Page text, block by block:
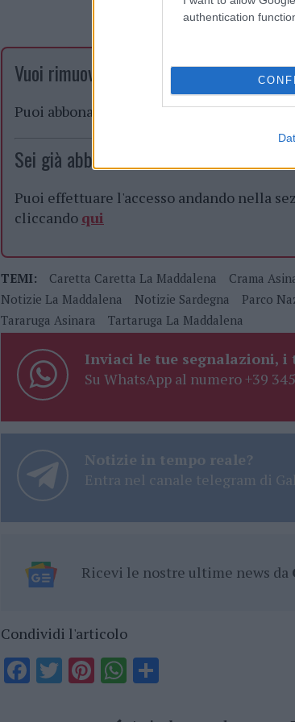
authentication
Vuoi rimuovere le pubblicità nazionali?
Puoi abbonarti a soli € 1,10 al mese
Sei già abbonato?
Puoi effettuare l'accesso andando nella
cliccando qui
TEMI: Caretta Caretta La Maddalena Crama
Notizie La Maddalena
Notizie Sardegna
Parco
Tararuga Asinara
Tartaruga La Maddalena
Inviaci le tue segnalazioni, i
Su WhatsApp al numero +39
Notizie in tempo reale?
Entra nel canale telegram di
Ricevi le nostre ultime news da
Condividi l'articolo
F T Pi W